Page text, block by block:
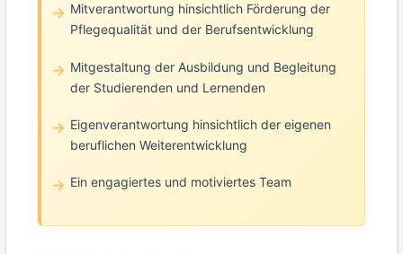
Mitverantwortung hinsichtlich Förderung der
Pflegequalität und der Berufsentwicklung
Mitgestaltung der Ausbildung und Begleitung
der Studierenden und Lernenden
Eigenverantwortung hinsichtlich der eigenen
beruflichen Weiterentwicklung
Ein engagiertes und motiviertes Team